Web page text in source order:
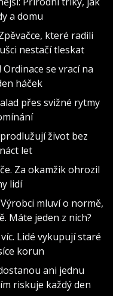
a domu
které radili
nestačí tleskat
se vrací na
háček
přes svižné rytmy
život bez
let
Za okamžik ohrozil
lidí
mluví o normě,
Máte jeden z nich?
Lidé vykupují staré
korun
ani jednu
riskuje každý den